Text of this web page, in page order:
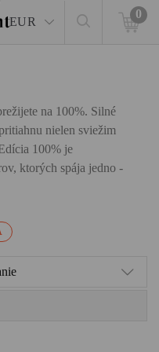
EUR
0
na 100%. Silné
nielen sviežim
100% je
ktorých spája jedno -